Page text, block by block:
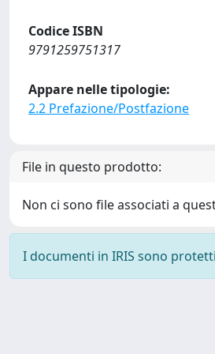
Codice ISBN
9791259751317
Appare nelle tipologie:
2.2 Prefazione/Postfazione
File in questo prodotto:
Non ci sono file associati a
I documenti in IRIS sono